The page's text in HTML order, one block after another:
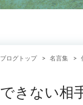
ブログトップ 名言集
できない相